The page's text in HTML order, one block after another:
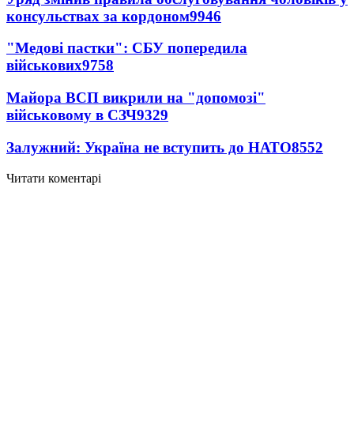
консульствах за кордоном9946
"Медові пастки": СБУ попередила
військових9758
Майора ВСП викрили на "допомозі"
військовому в СЗЧ9329
Залужний: Україна не вступить до НАТО8552
Читати коментарі